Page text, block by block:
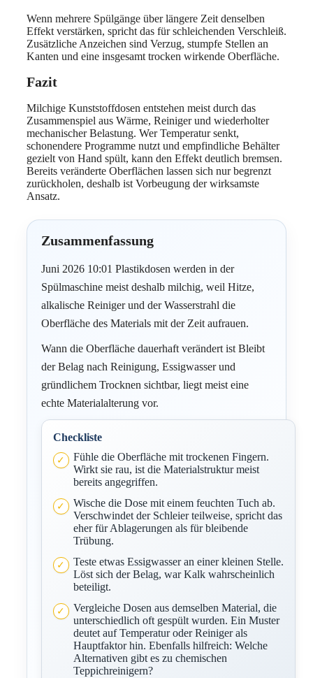
Wenn mehrere Spülgänge über längere Zeit denselben
Effekt verstärken, spricht das für schleichenden Verschleiß.
Zusätzliche Anzeichen sind Verzug, stumpfe Stellen an
Kanten und eine insgesamt trocken wirkende Oberfläche.
Fazit
Milchige Kunststoffdosen entstehen meist durch das
Zusammenspiel aus Wärme, Reiniger und wiederholter
mechanischer Belastung. Wer Temperatur senkt,
schonendere Programme nutzt und empfindliche Behälter
gezielt von Hand spült, kann den Effekt deutlich bremsen.
Bereits veränderte Oberflächen lassen sich nur begrenzt
zurückholen, deshalb ist Vorbeugung der wirksamste
Ansatz.
Zusammenfassung
Juni 2026 10:01 Plastikdosen werden in der
Spülmaschine meist deshalb milchig, weil Hitze,
alkalische Reiniger und der Wasserstrahl die
Oberfläche des Materials mit der Zeit aufrauen.
Wann die Oberfläche dauerhaft verändert ist Bleibt
der Belag nach Reinigung, Essigwasser und
gründlichem Trocknen sichtbar, liegt meist eine
echte Materialalterung vor.
Checkliste
Fühle die Oberfläche mit trockenen Fingern.
Wirkt sie rau, ist die Materialstruktur meist
bereits angegriffen.
Wische die Dose mit einem feuchten Tuch ab.
Verschwindet der Schleier teilweise, spricht das
eher für Ablagerungen als für bleibende
Trübung.
Teste etwas Essigwasser an einer kleinen Stelle.
Löst sich der Belag, war Kalk wahrscheinlich
beteiligt.
Vergleiche Dosen aus demselben Material, die
unterschiedlich oft gespült wurden. Ein Muster
deutet auf Temperatur oder Reiniger als
Hauptfaktor hin. Ebenfalls hilfreich: Welche
Alternativen gibt es zu chemischen
Teppichreinigern?